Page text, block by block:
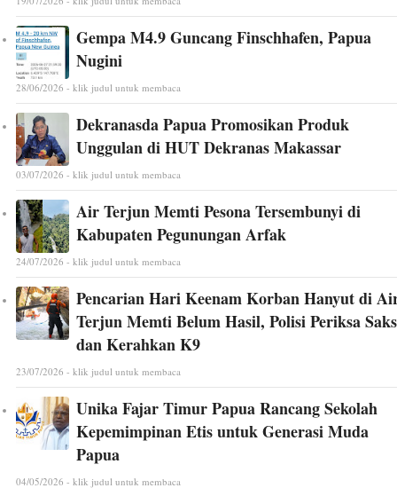
Gempa M4.9 Guncang Finschhafen, Papua
Nugini
28/06/2026 - klik judul untuk membaca
Dekranasda Papua Promosikan Produk
Unggulan di HUT Dekranas Makassar
03/07/2026 - klik judul untuk membaca
Air Terjun Memti Pesona Tersembunyi di
Kabupaten Pegunungan Arfak
24/07/2026 - klik judul untuk membaca
Pencarian Hari Keenam Korban Hanyut di
Terjun Memti Belum Hasil, Polisi Periksa
dan Kerahkan K9
23/07/2026 - klik judul untuk membaca
Unika Fajar Timur Papua Rancang Sekolah
Kepemimpinan Etis untuk Generasi Muda
Papua
04/05/2026 - klik judul untuk membaca